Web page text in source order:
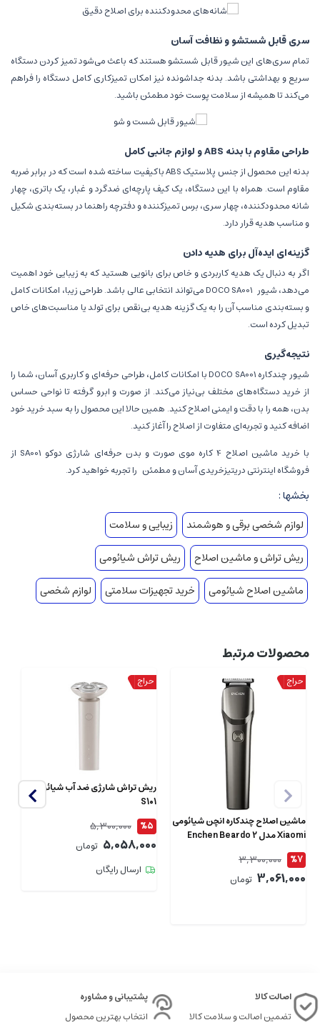
سری قابل شستشو و نظافت آسان
تمام سری‌های این شیور قابل شستشو هستند که باعث می‌شود تمیز کردن دستگاه
سریع و بهداشتی باشد. بدنه جداشونده نیز امکان تمیزکاری کامل دستگاه را فراهم
می‌کند تا همیشه از سلامت پوست خود مطمئن باشید.
طراحی مقاوم با بدنه ABS و لوازم جانبی کامل
بدنه این محصول از جنس پلاستیک ABS باکیفیت ساخته شده است که در برابر ضربه
مقاوم است. همراه با این دستگاه، یک کیف پارچه‌ای ضدگرد و غبار، یک باتری، چهار
شانه محدودکننده، چهار سری، برس تمیزکننده و دفترچه راهنما در بسته‌بندی شکیل
و مناسب هدیه قرار دارد.
گزینه‌ای ایده‌آل برای هدیه دادن
اگر به دنبال یک هدیه کاربردی و خاص برای بانویی هستید که به زیبایی خود اهمیت
می‌دهد، شیور DOCO SA001 می‌تواند انتخابی عالی باشد. طراحی زیبا، امکانات کامل
و بسته‌بندی مناسب آن را به یک گزینه هدیه بی‌نقص برای تولد یا مناسبت‌های خاص
تبدیل کرده است.
نتیجه‌گیری
شیور چندکاره DOCO SA001 با امکانات کامل، طراحی حرفه‌ای و کاربری آسان، شما را
از خرید دستگاه‌های مختلف بی‌نیاز می‌کند. از صورت و ابرو گرفته تا نواحی حساس
بدن، همه را با دقت و ایمنی اصلاح کنید. همین حالا این محصول را به سبد خرید خود
اضافه کنید و تجربه‌ای متفاوت از اصلاح را آغاز کنید.
با خرید ماشین اصلاح 4 کاره موی صورت و بدن حرفه‌ای شارژی دوکو SA001 از
فروشگاه اینترنتیدریتیزخریدی آسان و مطمئن را تجربه خواهید کرد.
بخشها :
لوازم شخصی برقی و هوشمند
زیبایی و سلامت
ریش تراش و ماشین اصلاح
ریش تراش شیائومی
ماشین اصلاح شیائومی
خرید تجهیزات سلامتی لوازم شخصی
محصولات مرتبط
ماشین اصلاح چندکاره انچن شیائومی
Xiaomi مدل Enchen Beardo 2
شارژی
%7
3,300,000
3,061,000 تومان
ریش تراش شارژی ضد آب شیائومی
S101
%5
5,300,000
5,058,000 تومان
ارسال رایگان
اصالت کالا
تضمین اصالت و سلامت کالا
پشتیبانی و مشاوره
انتخاب بهترین محصول